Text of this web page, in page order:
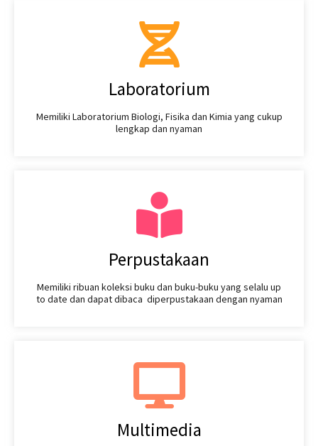
Laboratorium
Memiliki Laboratorium Biologi, Fisika dan Kimia yang cukup
lengkap dan nyaman
Perpustakaan
Memiliki ribuan koleksi buku dan buku-buku yang selalu up
to date dan dapat dibaca diperpustakaan dengan nyaman
Multimedia